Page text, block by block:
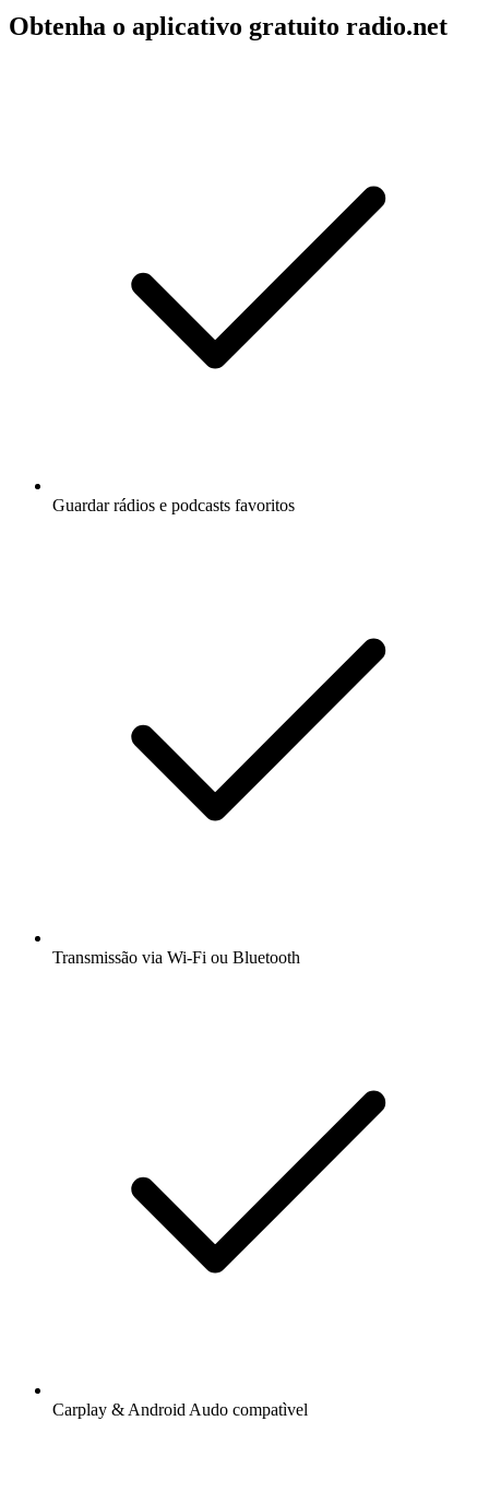
Obtenha o aplicativo gratuito radio.net
Guardar rádios e podcasts favoritos
Transmissão via Wi-Fi ou Bluetooth
Carplay & Android Audo compatìvel